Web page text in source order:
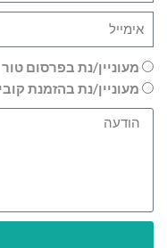
מעוניין/נת בפרסום טור
מעוניין/נת בהזמנת